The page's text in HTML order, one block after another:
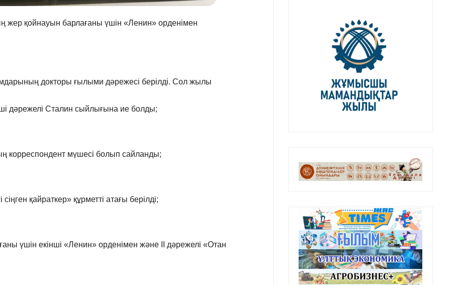
қойнауын барлағаны үшін «Ленин» орденімен
докторы ғылыми дәрежесі берілді. Сол жылы
дәрежелі Сталин сыйлығына ие болды;
мүшесі болып сайланды;
қайраткер» құрметті атағы берілді;
үшін екінші «Ленин» орденімен және ІІ дәрежелі «Отан